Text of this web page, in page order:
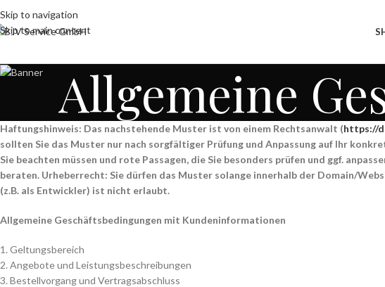
Skip to navigation
Skip to main content
Allgemeine
Haftungshinweis: Das nachstehende Muster ist von einem Rechtsanwalt (https://
sollten Sie das Muster nur nach sorgfältiger Prüfung und Anpassung auf Ihr
Sie beachten müssen und rote Passagen, die Sie besonders prüfen und ggf.
beraten. Urheberrecht: Sie dürfen das Muster solange innerhalb der Domain/
(z.B. als Entwickler) ist nicht erlaubt.
Allgemeine Geschäftsbedingungen mit Kundeninformationen
1. Geltungsbereich
2. Angebote und Leistungsbeschreibungen
3. Bestellvorgang und Vertragsabschluss